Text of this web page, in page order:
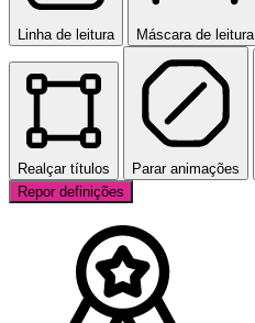
Linha de leitura Máscara de leitura
Realçar títulos Parar animações
Repor definições